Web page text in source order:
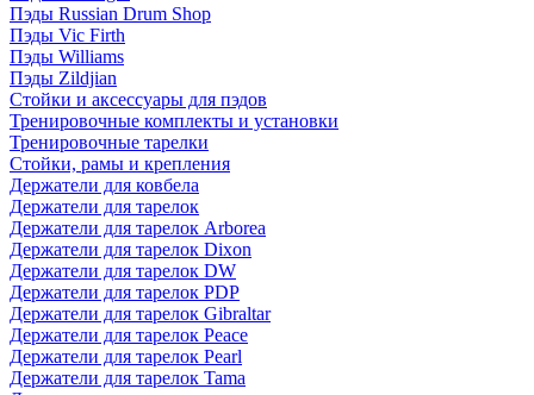
Пэды Russian Drum Shop
Пэды Vic Firth
Пэды Williams
Пэды Zildjian
Стойки и аксессуары для пэдов
Тренировочные комплекты и установки
Тренировочные тарелки
Стойки, рамы и крепления
Держатели для ковбела
Держатели для тарелок
Держатели для тарелок Arborea
Держатели для тарелок Dixon
Держатели для тарелок DW
Держатели для тарелок PDP
Держатели для тарелок Gibraltar
Держатели для тарелок Peace
Держатели для тарелок Pearl
Держатели для тарелок Tama